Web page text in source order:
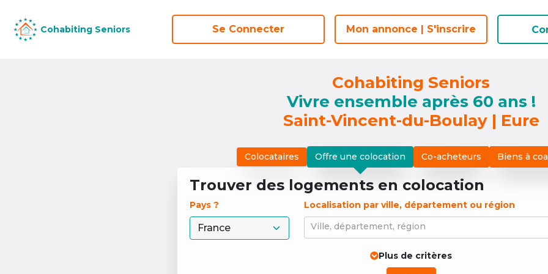
Cohabiting Seniors Se Connecter Mon annonce | S'inscrire
Cohabiting Seniors Se Connecter Mon annonce | S'inscrire
Cohabiting Seniors
Vivre ensemble après 60 ans !
Saint-Vincent-du-Boulay | Eure
Colocataires Offre une colocation Co-acheteurs Biens à
Trouver des logements en colocation
Pays ?
Localisation par ville, département ou région
Ville, département, région
Plus de critères